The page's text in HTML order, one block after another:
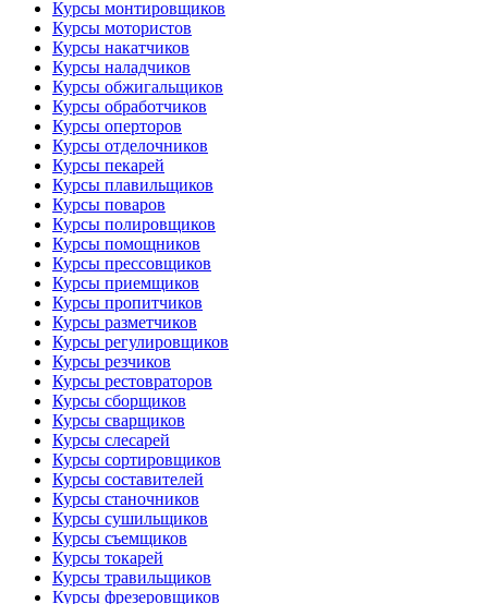
Курсы монтировщиков
Курсы мотористов
Курсы накатчиков
Курсы наладчиков
Курсы обжигальщиков
Курсы обработчиков
Курсы оперторов
Курсы отделочников
Курсы пекарей
Курсы плавильщиков
Курсы поваров
Курсы полировщиков
Курсы помощников
Курсы прессовщиков
Курсы приемщиков
Курсы пропитчиков
Курсы разметчиков
Курсы регулировщиков
Курсы резчиков
Курсы рестовраторов
Курсы сборщиков
Курсы сварщиков
Курсы слесарей
Курсы сортировщиков
Курсы составителей
Курсы станочников
Курсы сушильщиков
Курсы съемщиков
Курсы токарей
Курсы травильщиков
Курсы фрезеровщиков